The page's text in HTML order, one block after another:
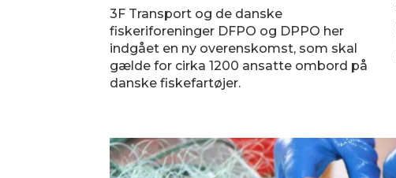
3F Transport og de danske
fiskeriforeninger DFPO og DPPO her
indgået en ny overenskomst, som skal
gælde for cirka 1200 ansatte ombord på
danske fiskefartøjer.